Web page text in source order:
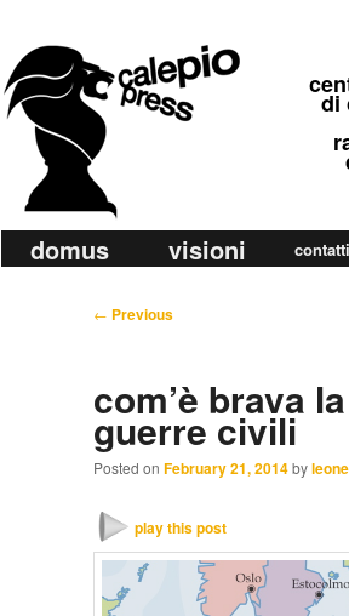
calepio press
©
di
a
Skip
Skip
secondary
domus visioni contatti
P
t
n
a
g
← Previous
com’è brava
guerre civili
Posted on February 21, 2014byleone
play this post